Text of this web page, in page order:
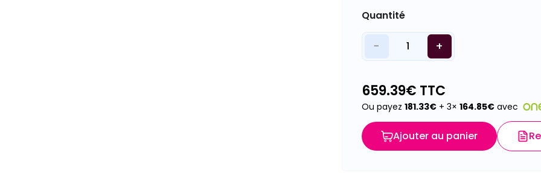
Quantité
− 1 +
659.39€ TTC
Ou payez 181.33€+ 3× 164.85€ avec
Ajouter au panier